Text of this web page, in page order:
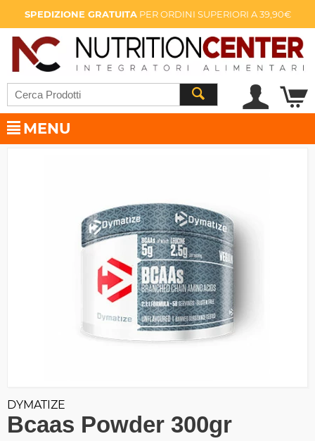
SPEDIZIONE GRATUITAPER ORDINI SUPERIORI A 39,90€
MENU
DYMATIZE
Bcaas Powder 300gr